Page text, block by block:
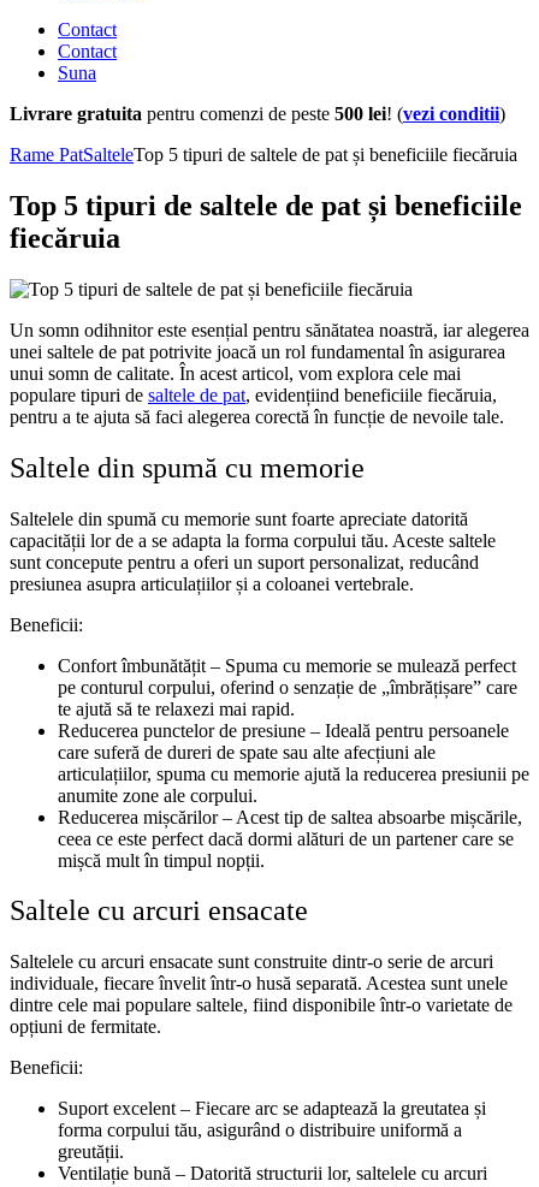
Contact
Contact
Suna
Livrare gratuita pentru comenzi de peste 500 lei! (vezi conditii)
Rame PatSalteleTop 5 tipuri de saltele de pat și beneficiile fiecăruia
Top 5 tipuri de saltele de pat și beneficiile
fiecăruia
Un somn odihnitor este esențial pentru sănătatea noastră, iar alegerea
unei saltele de pat potrivite joacă un rol fundamental în asigurarea
unui somn de calitate. În acest articol, vom explora cele mai
populare tipuri de saltele de pat, evidențiind beneficiile fiecăruia,
pentru a te ajuta să faci alegerea corectă în funcție de nevoile tale.
Saltele din spumă cu memorie
Saltelele din spumă cu memorie sunt foarte apreciate datorită
capacității lor de a se adapta la forma corpului tău. Aceste saltele
sunt concepute pentru a oferi un suport personalizat, reducând
presiunea asupra articulațiilor și a coloanei vertebrale.
Beneficii:
Confort îmbunătățit – Spuma cu memorie se mulează perfect
pe conturul corpului, oferind o senzație de „îmbrățișare” care
te ajută să te relaxezi mai rapid.
Reducerea punctelor de presiune – Ideală pentru persoanele
care suferă de dureri de spate sau alte afecțiuni ale
articulațiilor, spuma cu memorie ajută la reducerea presiunii pe
anumite zone ale corpului.
Reducerea mișcărilor – Acest tip de saltea absoarbe mișcările,
ceea ce este perfect dacă dormi alături de un partener care se
mișcă mult în timpul nopții.
Saltele cu arcuri ensacate
Saltelele cu arcuri ensacate sunt construite dintr-o serie de arcuri
individuale, fiecare învelit într-o husă separată. Acestea sunt unele
dintre cele mai populare saltele, fiind disponibile într-o varietate de
opțiuni de fermitate.
Beneficii:
Suport excelent – Fiecare arc se adaptează la greutatea și
forma corpului tău, asigurând o distribuire uniformă a
greutății.
Ventilație bună – Datorită structurii lor, saltelele cu arcuri